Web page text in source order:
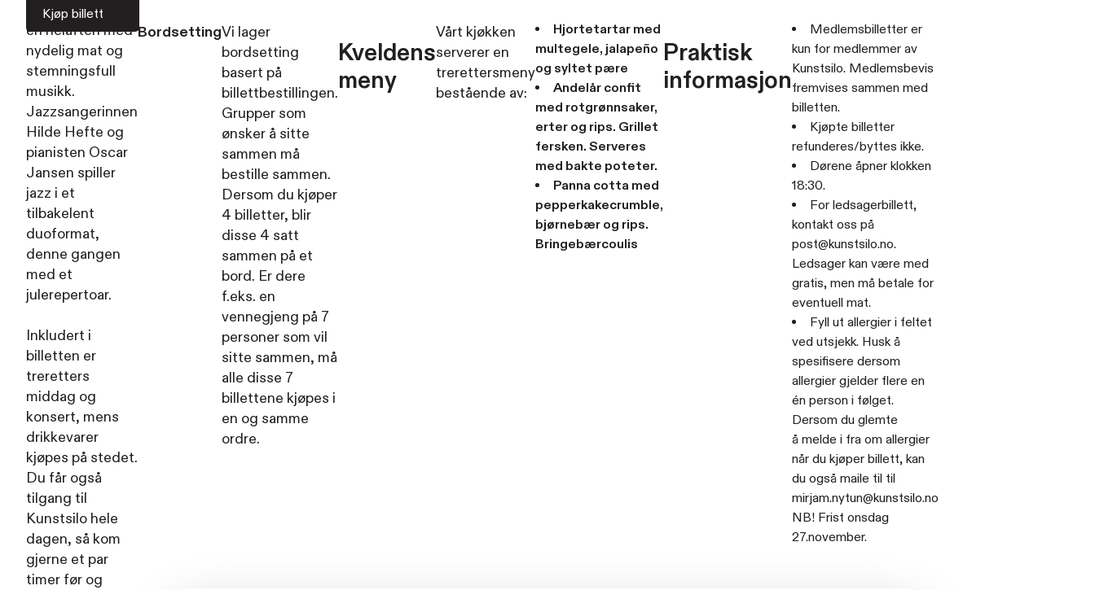
Kjøp billett
Vi inviterer inn til
en helaften med
nydelig mat og
stemningsfull
musikk.
Jazzsangerinnen
Hilde Hefte og
pianisten Oscar
Jansen spiller
jazz i et
tilbakelent
duoformat,
denne gangen
med et
julerepertoar.
Inkludert i
billetten er
treretters
middag og
konsert, mens
drikkevarer
kjøpes på stedet.
Du får også
tilgang til
Kunstsilo hele
dagen, så kom
gjerne et par
timer før og
BordsettingVi lager
bordsetting
basert på
billettbestillingen.
Grupper som
ønsker å sitte
sammen må
bestille sammen.
Dersom du kjøper
4 billetter, blir
disse 4 satt
sammen på et
bord. Er dere
f.eks. en
vennegjeng på 7
personer som vil
sitte sammen, må
alle disse 7
billettene kjøpes i
en og samme
ordre.
Kveldens
meny
Vårt kjøkken
serverer en
trerettersmeny
bestående av:
Hjortetartar med
multegele, jalapeño
og syltet pære
Andelår confit
med rotgrønnsaker,
erter og rips. Grillet
fersken. Serveres
med bakte poteter.
Panna cotta med
pepperkakecrumble,
bjørnebær og rips.
Bringebærcoulis
Praktisk
informasjon
Medlemsbilletter er
kun for medlemmer av
Kunstsilo. Medlemsbevis
fremvises sammen med
billetten.
Kjøpte billetter
refunderes/byttes ikke.
Dørene åpner klokken
18:30.
For ledsagerbillett,
kontakt oss på
post@kunstsilo.no.
Ledsager kan være med
gratis, men må betale for
eventuell mat.
Fyll ut allergier i feltet
ved utsjekk. Husk å
spesifisere dersom
allergier gjelder flere en
én person i følget.
Dersom du glemte
å melde i fra om allergier
når du kjøper billett, kan
du også maile til til
mirjam.nytun@kunstsilo.no
NB! Frist onsdag
27.november.